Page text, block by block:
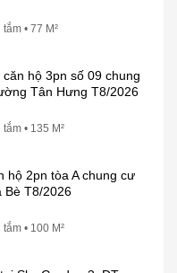
• 77 M²
hộ 3pn số 09 chung
Tân Hưng T8/2026
• 135 M²
hộ 2pn tòa A chung cư
Bè T8/2026
• 100 M²